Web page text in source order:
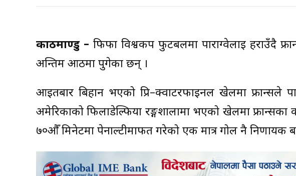
काठमाण्डु – फिफा विश्वकप फुटबलमा पाराग्वेलाई हराउँदै
अन्तिम आठमा पुगेका छन् ।
आइतबार बिहान भएको प्रि–क्वाटरफाइनल खेलमा फ्रान्सले
अमेरिकाको फिलाडेल्फिया रङ्गशालामा भएको खेलमा
७०औँ मिनेटमा पेनाल्टीमार्फत गरेको एक मात्र गोल नै निर्णायक